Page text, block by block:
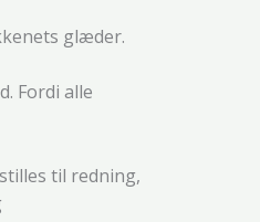
glæder.
Fordi alle
til redning,